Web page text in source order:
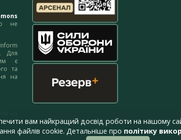
не
Для
є
та
на
вам найкращий досвід роботи на нашому
файлів cookie. Детальніше про політику